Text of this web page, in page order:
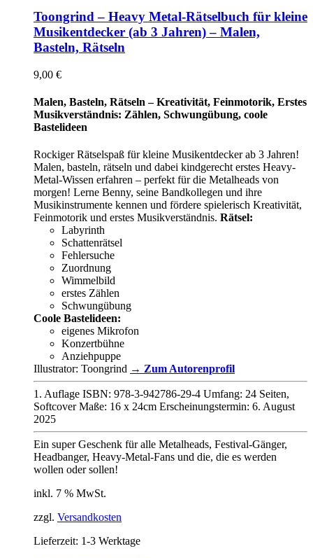
Toongrind – Heavy Metal-Rätselbuch für kleine
Musikentdecker (ab 3 Jahren) – Malen,
Basteln, Rätseln
9,00 €
Malen, Basteln, Rätseln – Kreativität, Feinmotorik, Erstes
Musikverständnis: Zählen, Schwungübung, coole
Bastelideen
Rockiger Rätselspaß für kleine Musikentdecker ab 3 Jahren!
Malen, basteln, rätseln und dabei kindgerecht erstes Heavy-
Metal-Wissen erfahren – perfekt für die Metalheads von
morgen! Lerne Benny, seine Bandkollegen und ihre
Musikinstrumente kennen und fördere spielerisch Kreativität,
Feinmotorik und erstes Musikverständnis. Rätsel:
Labyrinth
Schattenrätsel
Fehlersuche
Zuordnung
Wimmelbild
erstes Zählen
Schwungübung
Coole Bastelideen:
eigenes Mikrofon
Konzertbühne
Anziehpuppe
Illustrator: Toongrind → Zum Autorenprofil
1. Auflage ISBN: 978-3-942786-29-4 Umfang: 24 Seiten,
Softcover Maße: 16 x 24cm Erscheinungstermin: 6. August
2025
Ein super Geschenk für alle Metalheads, Festival-Gänger,
Headbanger, Heavy-Metal-Fans und die, die es werden
wollen oder sollen!
inkl. 7 % MwSt.
zzgl. Versandkosten
Lieferzeit: 1-3 Werktage